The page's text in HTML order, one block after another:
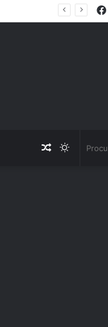
Switch
Artigo